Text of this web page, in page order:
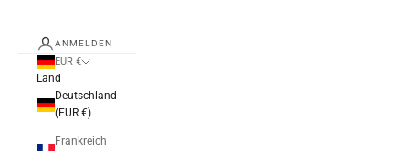
ANMELDEN
EUR €
Land
Deutschland
(EUR €)
Frankreich